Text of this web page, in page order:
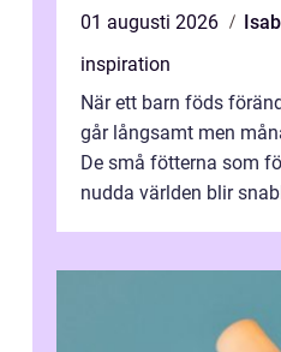
01 augusti 2026
inspiration
När ett barn föds
går långsamt men
De små fötterna som
nudda världen blir